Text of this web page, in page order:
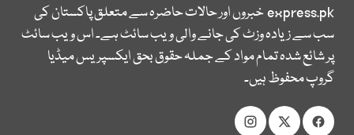
express.pkخبروں اور حالات حاضرہ سے متعلق پاکستان کی
سب سے زیادہ وزٹ کی جانے والی ویب سائٹ ہے۔ اس ویب سائٹ
پر شائع شدہ تمام مواد کے جملہ حقوق بحق ایکسپریس میڈیا
گروپ محفوظ ہیں۔